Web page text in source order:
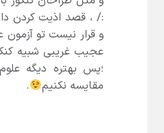
:/ ، قصد اذیت کردن
و قرار نیست تو آزمون
عجیب غریبی شبیه
؛پس بهتره دیگه
مقایسه نکنیم
.